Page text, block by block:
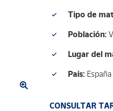
Tipo de
Población:
Lugar del
País: España
CONSULTAR